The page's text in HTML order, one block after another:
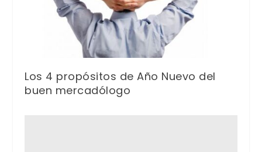
Los 4 propósitos de Año Nuevo del
buen mercadólogo